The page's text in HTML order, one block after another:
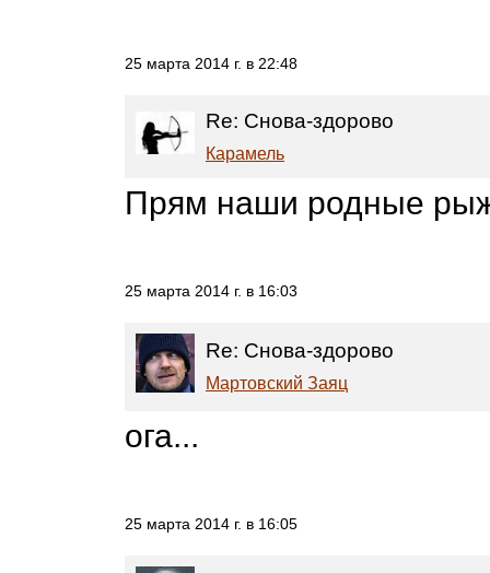
25 марта 2014 г. в 22:48
Re: Снова-здорово
Карамель
Прям наши родные
25 марта 2014 г. в 16:03
Re: Снова-здорово
Мартовский Заяц
ога...
25 марта 2014 г. в 16:05